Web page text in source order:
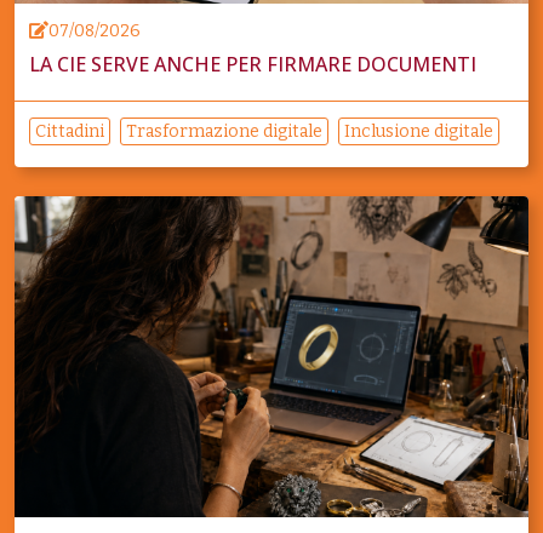
07/08/2026
LA CIE SERVE ANCHE PER FIRMARE DOCUMENTI
Cittadini Trasformazione digitale Inclusione digitale